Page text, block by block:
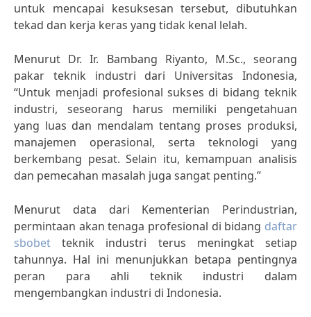
untuk mencapai kesuksesan tersebut, dibutuhkan
tekad dan kerja keras yang tidak kenal lelah.
Menurut Dr. Ir. Bambang Riyanto, M.Sc., seorang
pakar teknik industri dari Universitas Indonesia,
“Untuk menjadi profesional sukses di bidang teknik
industri, seseorang harus memiliki pengetahuan
yang luas dan mendalam tentang proses produksi,
manajemen operasional, serta teknologi yang
berkembang pesat. Selain itu, kemampuan analisis
dan pemecahan masalah juga sangat penting.”
Menurut data dari Kementerian Perindustrian,
permintaan akan tenaga profesional di bidang daftar
sbobet teknik industri terus meningkat setiap
tahunnya. Hal ini menunjukkan betapa pentingnya
peran para ahli teknik industri dalam
mengembangkan industri di Indonesia.